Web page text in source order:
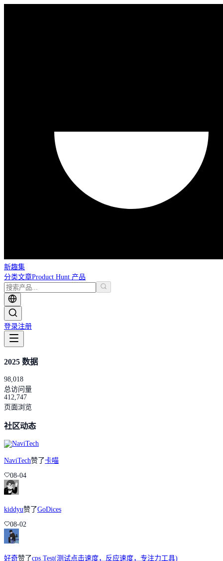
新趣集
分类文章Product Hunt 产品
登录注册
2025 数据
98,018
总访问量
412,747
页面浏览
社区动态
NaviTech赞了卡喵
08-04
kiddyu赞了GoDices
08-02
好奇赞了cps Test(测试点击速度，反应速度，专注力工具)